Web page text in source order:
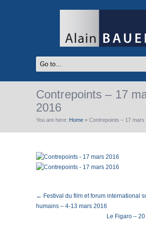
Contrepoints – 17
2016
You are here: Home » Contrepoints – 17 mars
← Festival du film et forum international
humains – 4-13 mars 2016
Le Figaro –